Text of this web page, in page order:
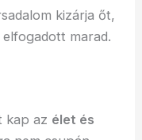
kizárja őt,
marad.
kap az élet és